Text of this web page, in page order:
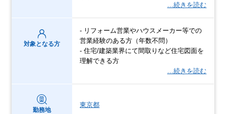
…続きを読む
対象となる方
- リフォーム営業やハウスメーカー等での
営業経験のある方（年数不問）
- 住宅/建築業界にて間取りなど住宅図面を
理解できる方
…続きを読む
勤務地
東京都